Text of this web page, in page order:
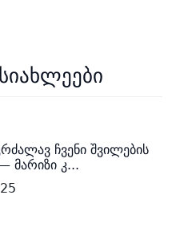
ჩვენი შვილების
მარიზი კ...